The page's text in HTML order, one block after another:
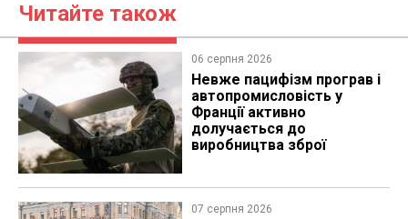
Читайте також
06 серпня 2026
Невже пацифізм програв і
автопромисловість у
Франції активно
долучається до
виробництва зброї
07 серпня 2026